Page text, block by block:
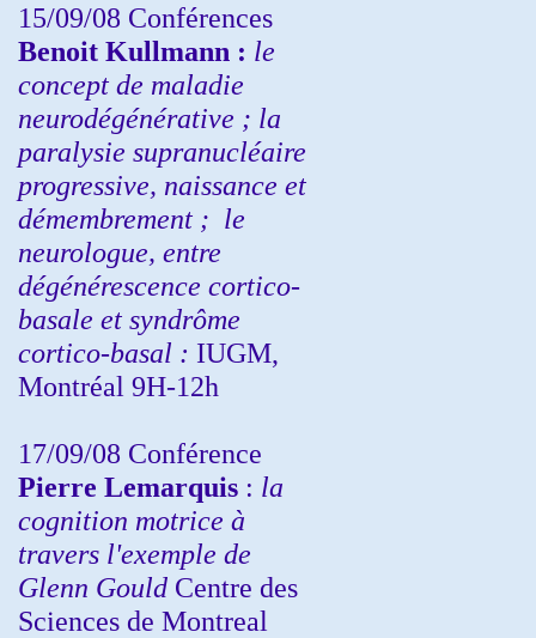
15/09/08 Conférences
Benoit Kullmann : le
concept de maladie
neurodégénérative ; la
paralysie supranucléaire
progressive, naissance et
démembrement ; le
neurologue, entre
dégénérescence cortico-
basale et syndrôme
cortico-basal : IUGM,
Montréal 9H-12h
17/09/08 Conférence
Pierre Lemarquis : la
cognition motrice à
travers l'exemple de
Glenn Gould Centre des
Sciences de Montreal